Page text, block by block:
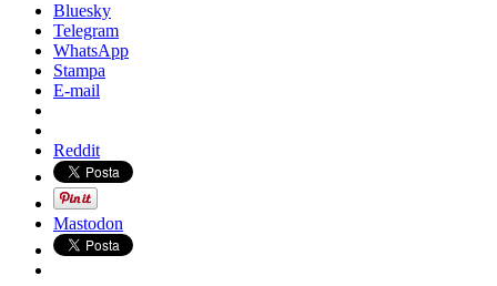
Bluesky
Telegram
WhatsApp
Stampa
E-mail
Reddit
Mastodon